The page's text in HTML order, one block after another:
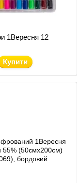
1Вересня 12
Купити